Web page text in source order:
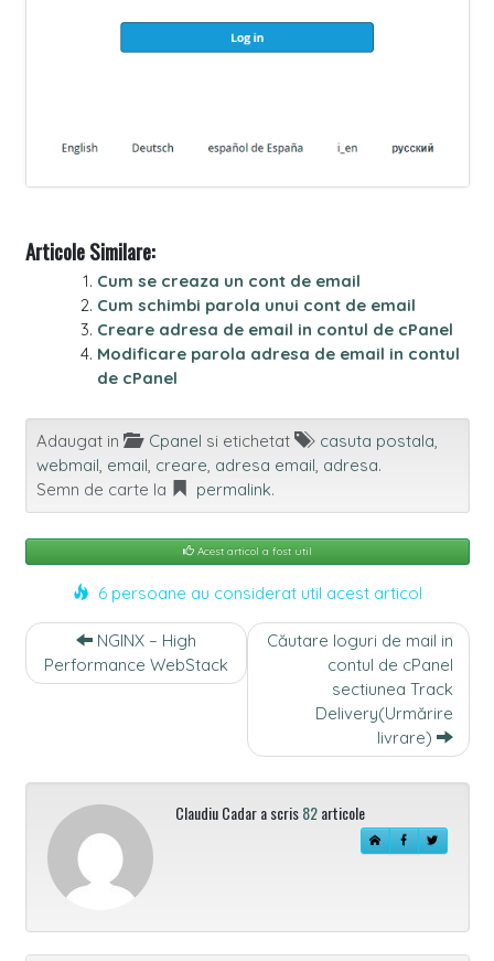
Articole Similare:
Cum se creaza un cont de email
Cum schimbi parola unui cont de email
Creare adresa de email in contul de cPanel
Modificare parola adresa de email in contul
de cPanel
Adaugat in Cpanel si etichetat casuta postala,
webmail, email, creare, adresa email, adresa.
Semn de carte la
permalink.
Acest articol a fost util
6 persoane au considerat util acest articol
Navigare
NGINX – High
Performance WebStack
Căutare loguri de mail in
contul de cPanel
sectiunea Track
Delivery(Urmărire
livrare)
Claudiu Cadar a scris82articole